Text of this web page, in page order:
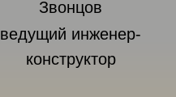
Звонцов
ведущий инженер-
конструктор